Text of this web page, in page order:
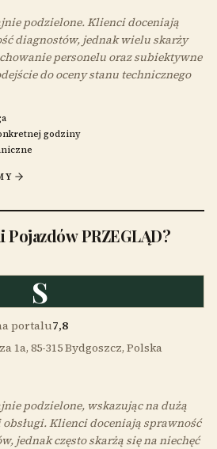
podzielone. Klienci doceniają
diagnostów, jednak wielu skarży
personelu oraz subiektywne
do oceny stanu technicznego
godziny
PRZEGLĄD?
S
portalu7,8
1a, 85-315 Bydgoszcz, Polska
podzielone, wskazując na dużą
Klienci doceniają sprawność
jednak często skarżą się na niechęć